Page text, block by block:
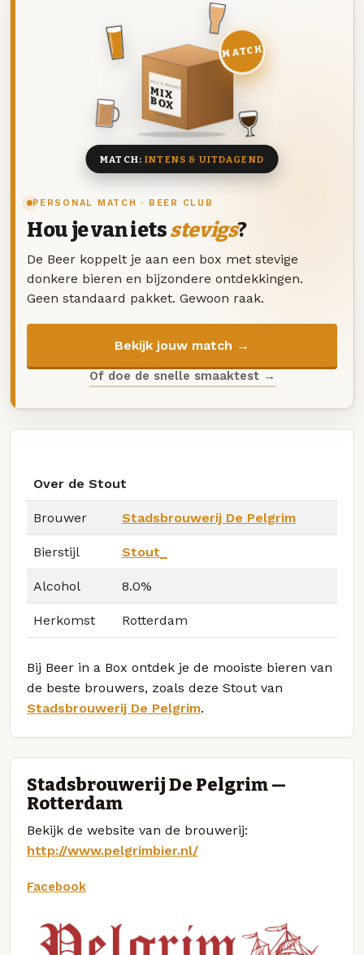
PERSONAL MATCH · BEER CLUB
Hou je van ietsstevigs?
De Beer koppelt je aan een box met stevige
donkere bieren en bijzondere ontdekkingen.
Geen standaard pakket. Gewoon raak.
Bekijk jouw match →
Of doe de snelle smaaktest →
DEZE MAAND
MIX
BOX
8 BIEREN
MATCH
MATCH:INTENS & UITDAGEND
Over de Stout
Brouwer Stadsbrouwerij De Pelgrim
Bierstijl Stout_
Alcohol 8.0%
Herkomst Rotterdam
Bij Beer in a Box ontdek je de mooiste bieren van
de beste brouwers, zoals deze Stout van
Stadsbrouwerij De Pelgrim.
Stadsbrouwerij De Pelgrim —
Rotterdam
Bekijk de website van de brouwerij:
http://www.pelgrimbier.nl/
Facebook